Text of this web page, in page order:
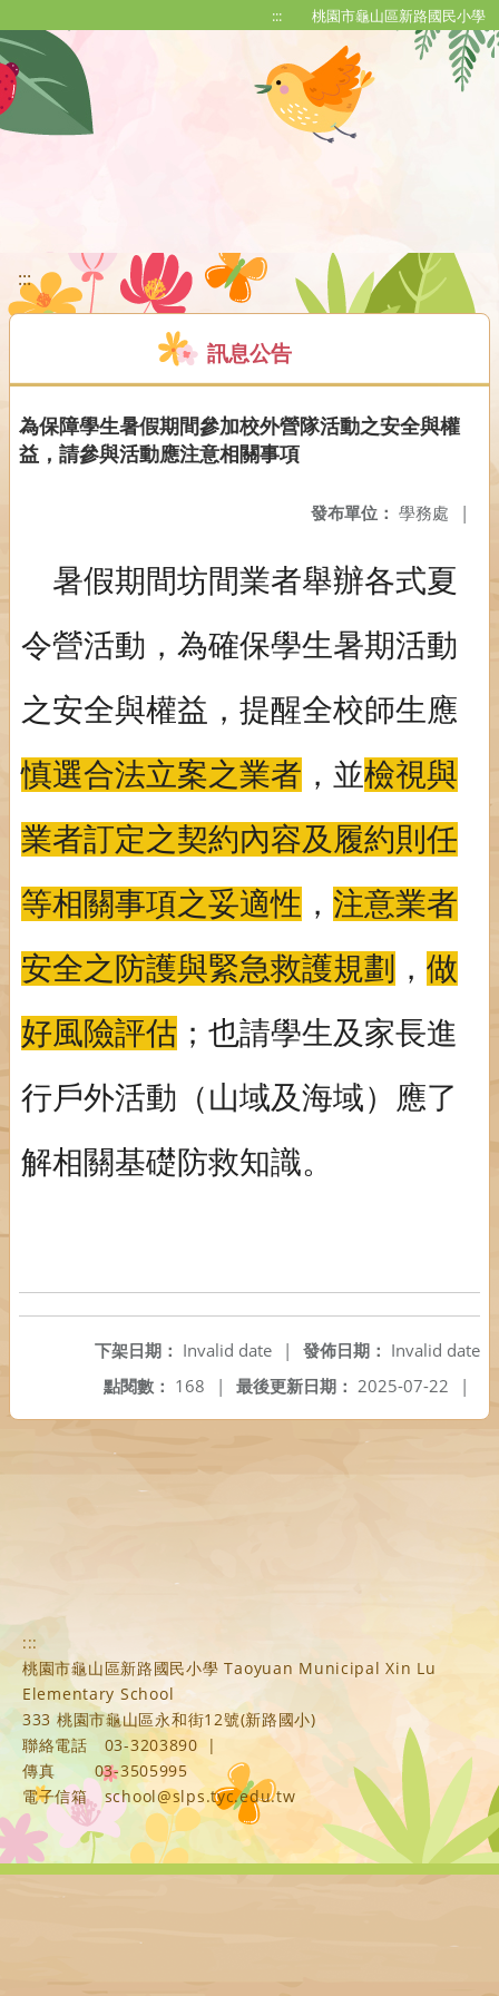
::: 桃園市龜山區新路國民小學
:::
訊息公告
為保障學生暑假期間參加校外營隊活動之安全與權
益，請參與活動應注意相關事項
發布單位： 學務處 |
暑假期間坊間業者舉辦各式夏
令營活動，為確保學生暑期活動
之安全與權益，提醒全校師生應
慎選合法立案之業者 ，並檢視與
業者訂定之契約內容及履約則任
等相關事項之妥適性 ， 注意業者
安全之防護與緊急救護規劃 ， 做
好風險評估 ；也請學生及家長進
行戶外活動（山域及海域）應了
解相關基礎防救知識。
發佈日期： Invalid date
下架日期： Invalid date
|
最後更新日期： 2025-07-22 |
點閱數： 168 |
:::
桃園市龜山區新路國民小學 Taoyuan Municipal Xin Lu
Elementary School
333 桃園市龜山區永和街12號(新路國小)
聯絡電話
03-3203890
|
傳真
03-3505995
電子信箱
school@slps.tyc.edu.tw